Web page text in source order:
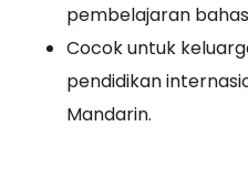
pembelajaran
Cocok untuk
pendidikan
Mandarin.